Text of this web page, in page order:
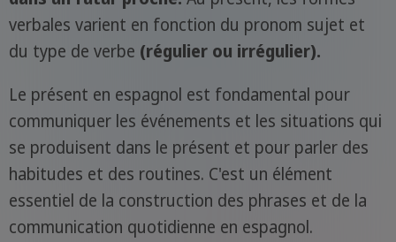
verbales varient en fonction du pronom sujet et
du type de verbe (régulier ou irrégulier).
Le présent en espagnol est fondamental pour
communiquer les événements et les situations qui
se produisent dans le présent et pour parler des
habitudes et des routines. C'est un élément
essentiel de la construction des phrases et de la
communication quotidienne en espagnol.